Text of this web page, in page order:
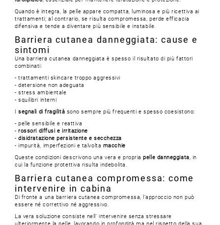
Quando è integra, la pelle appare compatta, luminosa e più ricettiva ai
trattamenti; al contrario, se risulta compromessa, perde efficacia
difensiva e tende a diventare più sensibile e instabile.
Barriera cutanea danneggiata: cause e
sintomi
Una barriera cutanea danneggiata è spesso il risultato di più fattori
combinati:
- trattamenti skincare troppo aggressivi
- detersione non adeguata
- stress ambientale
- squilibri interni
Isegnali di fragilità sono sempre più frequenti e spesso coesistono:
- pelle sensibile e reattiva
-rossori diffusi e irritazione
-disidratazione persistente e secchezza
- impurità, imperfezioni e talvolta macchie
Queste condizioni descrivono una vera e propriapelle danneggiata, in
cui la funzione protettiva risulta indebolita.
Barriera cutanea compromessa: come
intervenire in cabina
Di fronte a una barriera cutanea compromessa, l’approccio non può
essere né correttivo né aggressivo.
La vera soluzione consiste nell’ intervenire senza stressare
ulteriormente la pelle, lavorando in profondità ma nel rispetto della sua